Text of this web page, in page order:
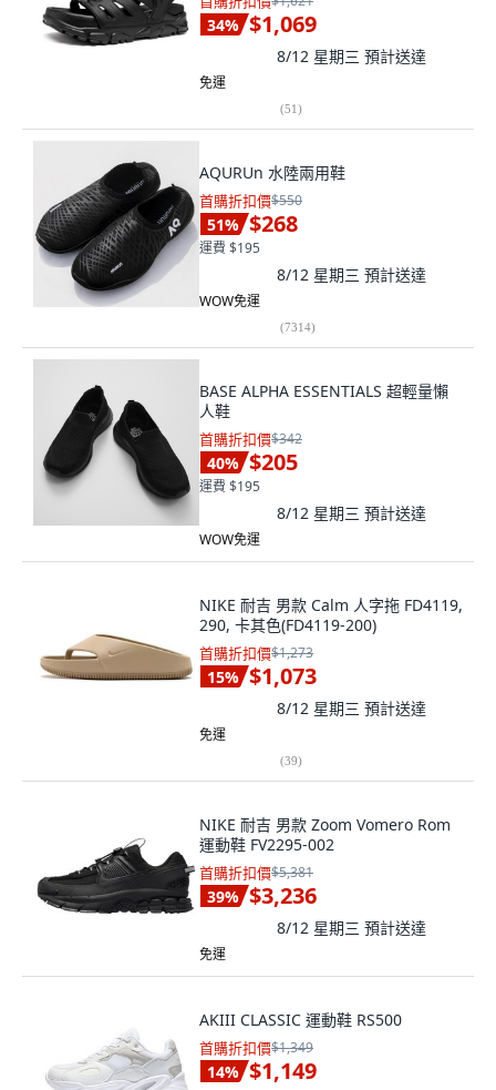
34% $1,069
8/12 星期三 預計送達
免運
(51)
AQURUn 水陸兩用鞋
首購折扣價$550
51% $268
運費 $195
8/12 星期三 預計送達
WOW免運
(7314)
BASE ALPHA ESSENTIALS 超輕量懶
人鞋
首購折扣價$342
40% $205
運費 $195
8/12 星期三 預計送達
WOW免運
NIKE 耐吉 男款 Calm 人字拖 FD4119,
290, 卡其色(FD4119-200)
首購折扣價$1,273
15% $1,073
8/12 星期三 預計送達
免運
(39)
NIKE 耐吉 男款 Zoom Vomero Rom
運動鞋 FV2295-002
首購折扣價$5,381
39% $3,236
8/12 星期三 預計送達
免運
AKIII CLASSIC 運動鞋 RS500
首購折扣價$1,349
14% $1,149